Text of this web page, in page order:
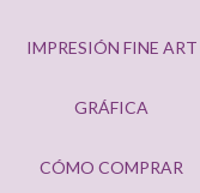
IMPRESIÓN FINE ART
GRÁFICA
CÓMO COMPRAR